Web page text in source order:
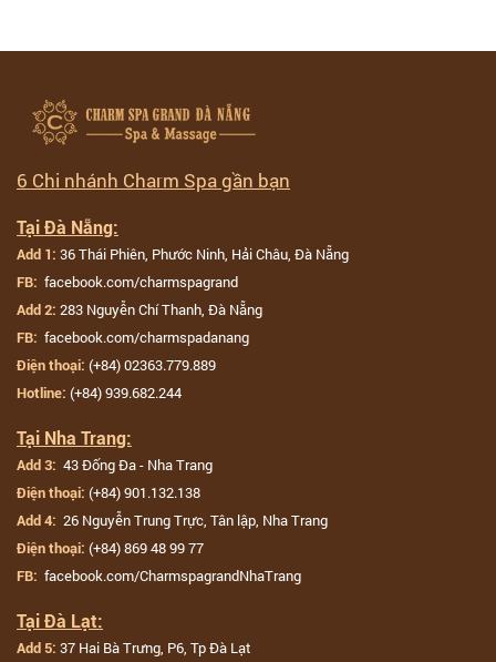
6 Chi nhánh Charm Spa gần bạn
Tại Đà Nẵng:
Add 1: 36 Thái Phiên, Phước Ninh, Hải Châu, Đà Nẵng
FB: facebook.com/charmspagrand
Add 2: 283 Nguyễn Chí Thanh, Đà Nẵng
FB: facebook.com/charmspadanang
Điện thoại: (+84) 02363.779.889
Hotline: (+84) 939.682.244
Tại Nha Trang:
Add 3: 43 Đống Đa - Nha Trang
Điện thoại: (+84) 901.132.138
Add 4: 26 Nguyễn Trung Trực, Tân lập, Nha Trang
Điện thoại: (+84) 869 48 99 77
FB: facebook.com/CharmspagrandNhaTrang
Tại Đà Lạt:
Add 5: 37 Hai Bà Trưng, P6, Tp Đà Lạt